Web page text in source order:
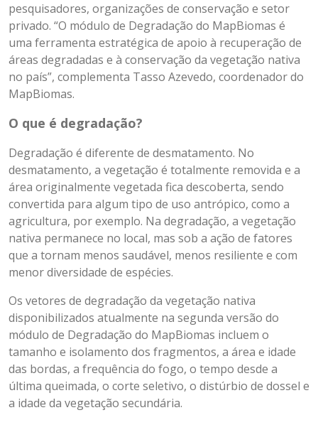
pesquisadores, organizações de conservação e setor
privado. “O módulo de Degradação do MapBiomas é
uma ferramenta estratégica de apoio à recuperação de
áreas degradadas e à conservação da vegetação nativa
no país”, complementa Tasso Azevedo, coordenador do
MapBiomas.
O que é degradação?
Degradação é diferente de desmatamento. No
desmatamento, a vegetação é totalmente removida e a
área originalmente vegetada fica descoberta, sendo
convertida para algum tipo de uso antrópico, como a
agricultura, por exemplo. Na degradação, a vegetação
nativa permanece no local, mas sob a ação de fatores
que a tornam menos saudável, menos resiliente e com
menor diversidade de espécies.
Os vetores de degradação da vegetação nativa
disponibilizados atualmente na segunda versão do
módulo de Degradação do MapBiomas incluem o
tamanho e isolamento dos fragmentos, a área e idade
das bordas, a frequência do fogo, o tempo desde a
última queimada, o corte seletivo, o distúrbio de dossel e
a idade da vegetação secundária.